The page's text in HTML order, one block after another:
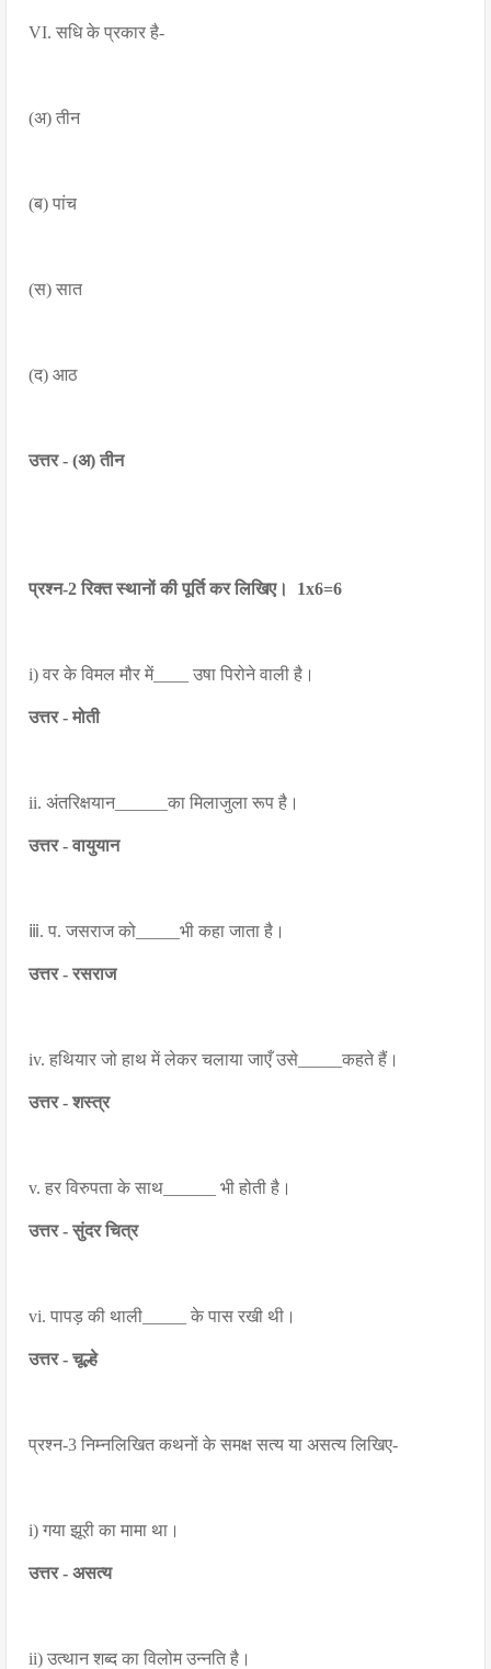
VI. सधि के प्रकार है-
(अ) तीन
(ब) पांच
(स) सात
(द) आठ
उत्तर - (अ) तीन
प्रश्न-2 रिक्त स्थानों की पूर्ति कर लिखिए। 1x6=6
i) वर के विमल मौर में____ उषा पिरोने वाली है।
उत्तर - मोती
ii. अंतरिक्षयान______का मिलाजुला रूप है।
उत्तर - वायुयान
ⅲ. प. जसराज को_____भी कहा जाता है।
उत्तर - रसराज
iv. हथियार जो हाथ में लेकर चलाया जाएँ उसे_____कहते हैं।
उत्तर - शस्त्र
v. हर विरुपता के साथ______ भी होती है।
उत्तर - सुंदर चित्र
vi. पापड़ की थाली_____ के पास रखी थी।
उत्तर - चूल्हे
प्रश्न-3 निम्नलिखित कथनों के समक्ष सत्य या असत्य लिखिए-
i) गया झूरी का मामा था।
उत्तर - असत्य
ii) उत्थान शब्द का विलोम उन्नति है।